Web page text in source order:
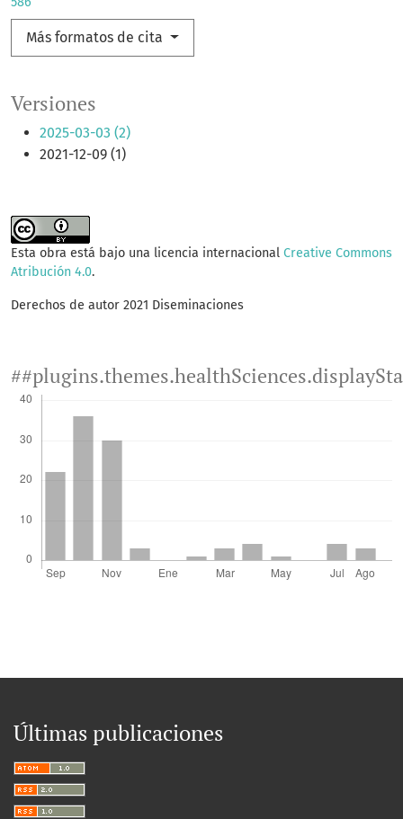
Versiones
2025-03-03 (2)
2021-12-09 (1)
Más formatos de cita
Esta obra está bajo una licencia internacional Creative Commons
Atribución 4.0.
Derechos de autor 2021 Diseminaciones
Últimas publicaciones